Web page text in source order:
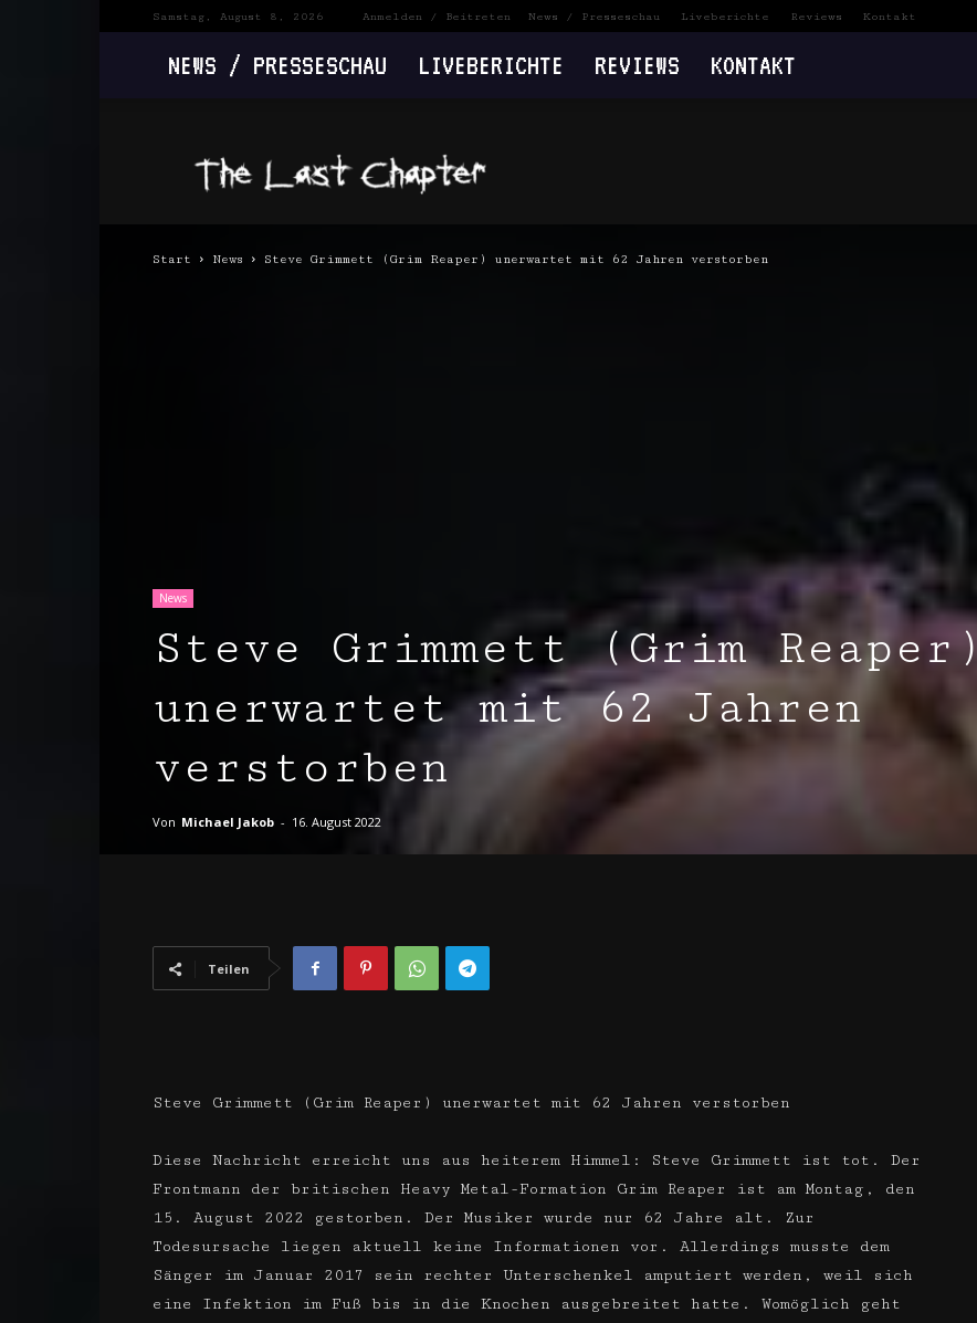
Samstag, August 8, 2026 Anmelden / Beitreten News / Presseschau Liveberichte Reviews Kontakt
NEWS / PRESSESCHAU LIVEBERICHTE REVIEWS KONTAKT
Last
Chapter
Start News Steve Grimmett (Grim Reaper) unerwartet mit 62 Jahren verstorben
News
Steve Grimmett (Grim Reaper)
unerwartet mit 62 Jahren
verstorben
Von Michael Jakob - 16. August 2022
Teilen
Steve Grimmett (Grim Reaper) unerwartet mit 62 Jahren verstorben
Diese Nachricht erreicht uns aus heiterem Himmel: Steve Grimmett ist tot. Der
Frontmann der britischen Heavy Metal-Formation Grim Reaper ist am Montag, den
15. August 2022 gestorben. Der Musiker wurde nur 62 Jahre alt. Zur
Todesursache liegen aktuell keine Informationen vor. Allerdings musste dem
Sänger im Januar 2017 sein rechter Unterschenkel amputiert werden, weil sich
eine Infektion im Fuß bis in die Knochen ausgebreitet hatte. Womöglich geht